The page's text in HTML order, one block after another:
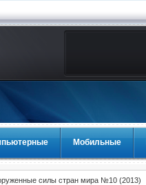
Мобильные
силы стран мира №10 (2013)